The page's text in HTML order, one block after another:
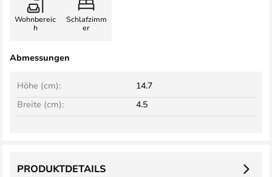
Wohnbereic
h
Schlafzimm
er
Abmessungen
Breite (cm): 4.5
Höhe (cm): 14.7
PRODUKTDETAILS